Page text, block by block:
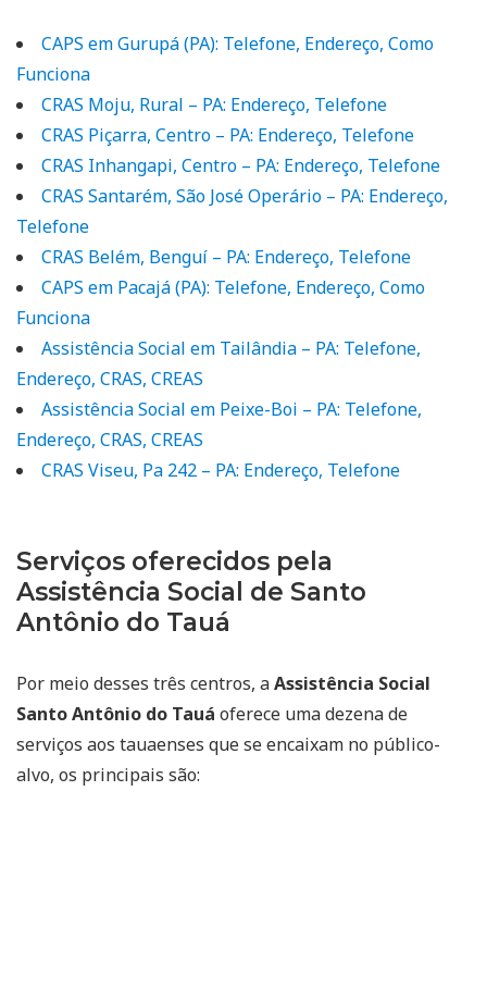
CAPS em Gurupá (PA): Telefone, Endereço, Como
Funciona
CRAS Moju, Rural – PA: Endereço, Telefone
CRAS Piçarra, Centro – PA: Endereço, Telefone
CRAS Inhangapi, Centro – PA: Endereço, Telefone
CRAS Santarém, São José Operário – PA: Endereço,
Telefone
CRAS Belém, Benguí – PA: Endereço, Telefone
CAPS em Pacajá (PA): Telefone, Endereço, Como
Funciona
Assistência Social em Tailândia – PA: Telefone,
Endereço, CRAS, CREAS
Assistência Social em Peixe-Boi – PA: Telefone,
Endereço, CRAS, CREAS
CRAS Viseu, Pa 242 – PA: Endereço, Telefone
Serviços oferecidos pela
Assistência Social de Santo
Antônio do Tauá
Por meio desses três centros, aAssistência Social
Santo Antônio do Tauá oferece uma dezena de
serviços aos tauaenses que se encaixam no público-
alvo, os principais são: